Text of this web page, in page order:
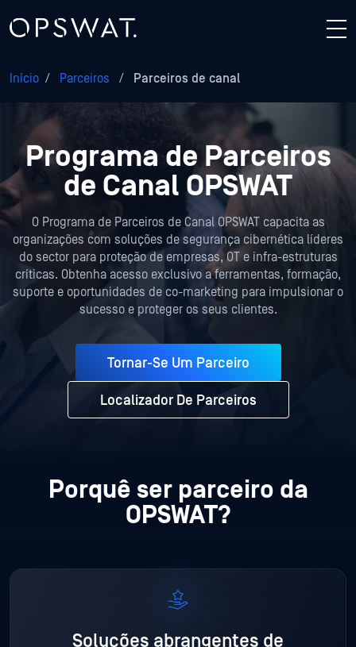
Início / Parceiros / Parceiros de canal
Programa de Parceiros
de Canal OPSWAT
O Programa de Parceiros de Canal OPSWAT capacita as
organizações com soluções de segurança cibernética líderes
do sector paraproteção deempresas,OT e infra-estruturas
críticas. Obtenha acesso exclusivo a ferramentas, formação,
suporte e oportunidades de co-marketing para impulsionar o
sucesso e proteger os seus clientes.
Tornar-Se Um Parceiro
Localizador De Parceiros
Porquê ser parceiro da
OPSWAT?
Soluções abrangentes de